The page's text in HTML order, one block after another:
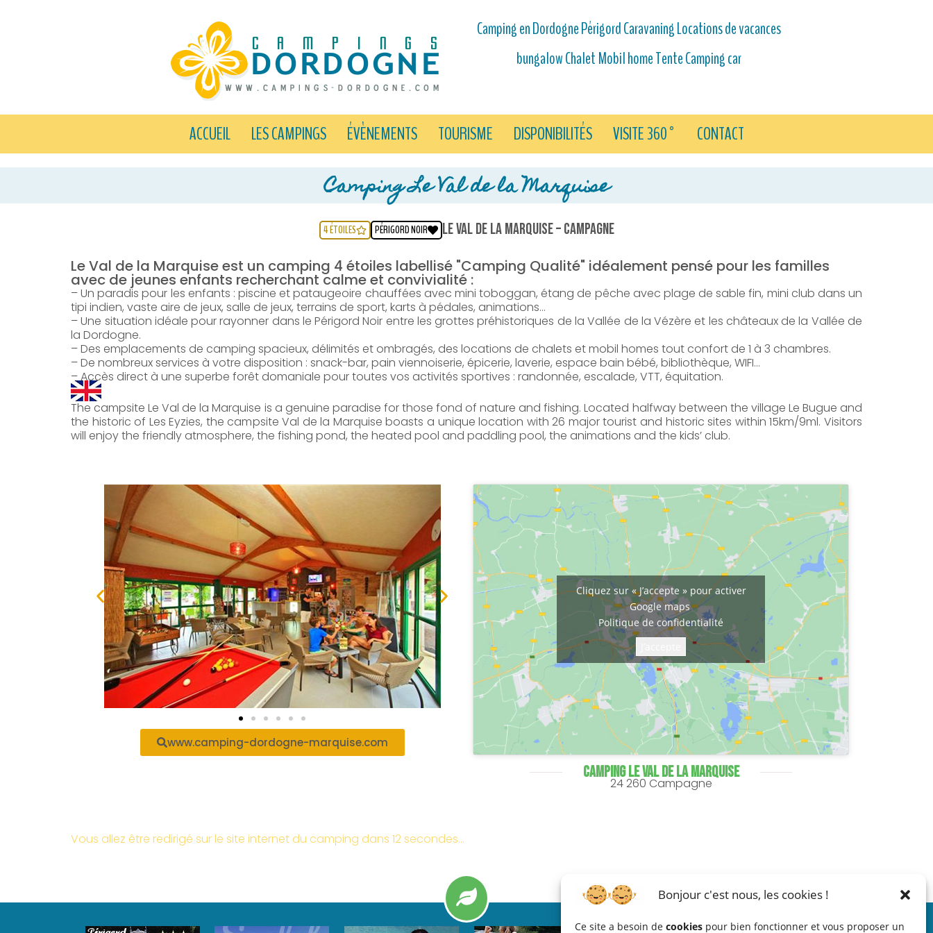
Bonjour c'est nous, les cookies !
Ce site a besoin de cookies pour bien fonctionner et vous proposer un
Camping en Dordogne Périgord Caravaning Locations de vacances
bungalow Chalet Mobil home Tente Camping car
ACCUEIL LES CAMPINGS ÉVÈNEMENTS TOURISME DISPONIBILITÉS VISITE 360° CONTACT
Camping Le Val de la Marquise
4 ÉTOILES PÉRIGORD NOIR Le Val de la Marquise – Campagne
Le Val de la Marquise est un camping 4 étoiles labellisé "Camping Qualité" idéalement pensé pour les familles
avec de jeunes enfants recherchant calme et convivialité :
– Un paradis pour les enfants : piscine et pataugeoire chauffées avec mini toboggan, étang de pêche avec plage de sable fin, mini club dans un
tipi indien, vaste aire de jeux, salle de jeux, terrains de sport, karts à pédales, animations…
– Une situation idéale pour rayonner dans le Périgord Noir entre les grottes préhistoriques de la Vallée de la Vézère et les châteaux de la Vallée de
la Dordogne.
– Des emplacements de camping spacieux, délimités et ombragés, des locations de chalets et mobil homes tout confort de 1 à 3 chambres.
– De nombreux services à votre disposition : snack-bar, pain viennoiserie, épicerie, laverie, espace bain bébé, bibliothèque, WIFI…
– Accès direct à une superbe forêt domaniale pour toutes vos activités sportives : randonnée, escalade, VTT, équitation.
The campsite Le Val de la Marquise is a genuine paradise for those fond of nature and fishing. Located halfway between the village Le Bugue and
the historic of Les Eyzies, the campsite Val de la Marquise boasts a unique location with 26 major tourist and historic sites within 15km/9ml. Visitors
will enjoy the friendly atmosphere, the fishing pond, the heated pool and paddling pool, the animations and the kids’ club.
www.camping-dordogne-marquise.com
Cliquez sur « J’accepte » pour activer
Google maps
Politique de confidentialité
CAMPING LE VAL DE LA MARQUISE
24 260 Campagne
Vous allez être redirigé sur le site internet du camping dans 12 secondes…